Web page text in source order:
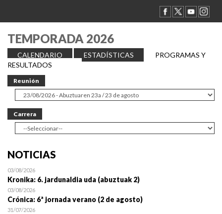
TEMPORADA 2026
CALENDARIO ESTADÍSTICAS
PROGRAMAS Y
RESULTADOS
Reunión
Carrera
NOTICIAS
03/08/2026
Kronika: 6. jardunaldia uda (abuztuak 2)
03/08/2026
Crónica: 6ª jornada verano (2 de agosto)
31/07/2026